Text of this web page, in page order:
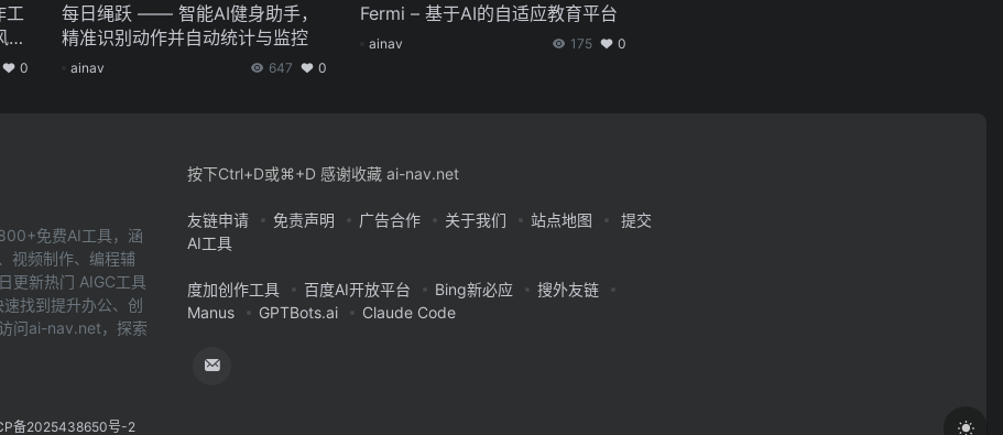
工
格
0
每日绳跃 —— 智能AI健身助手，
精准识别动作并自动统计与监控
ainav 647 0
Fermi – 基于AI的自适应教育平台
ainav 175 0
免费AI工具，涵
视频制作、编程辅
更新热门 AIGC工具
速找到提升办公、创
问ai-nav.net，探索
按下Ctrl+D或⌘+D 感谢收藏 ai-nav.net
友链申请 免责声明 广告合作 关于我们 站点地图
提交
AI工具
度加创作工具 百度AI开放平台 Bing新必应
搜外友链
Manus
GPTBots.ai Claude Code
备2025438650号-2